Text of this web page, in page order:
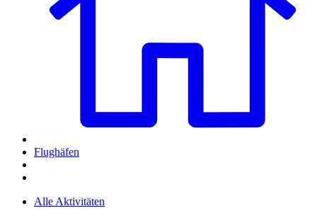
Flughäfen
Alle Aktivitäten